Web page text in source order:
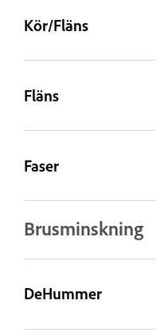
Kör/Fläns
Fläns
Faser
Brusminskning
DeHummer